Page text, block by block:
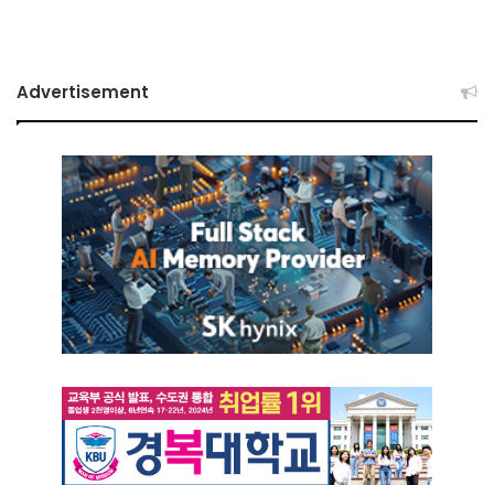
Advertisement